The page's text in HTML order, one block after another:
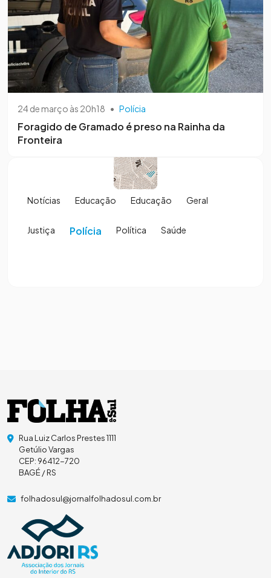
24 de março às 20h18 • Polícia
Foragido de Gramado é preso na Rainha da
Fronteira
Notícias Educação Educação Geral
Justiça Polícia Política Saúde
Rua Luiz Carlos Prestes 1111
Getúlio Vargas
CEP: 96412-720
BAGÉ / RS
folhadosul@jornalfolhadosul.com.br